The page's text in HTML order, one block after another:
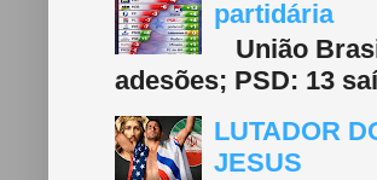
partidária
União
adesões; PSD: 13
LUTADOR
JESUS